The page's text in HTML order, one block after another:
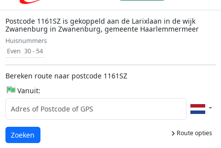
Postcode 1161SZ is gekoppeld aan de Larixlaan in de wijk
Zwanenburg in Zwanenburg, gemeente Haarlemmermeer
Huisnummers
Even 30 - 54
Bereken route naar postcode 1161SZ
Vanuit:
Route opties
Laden...
Zoeken